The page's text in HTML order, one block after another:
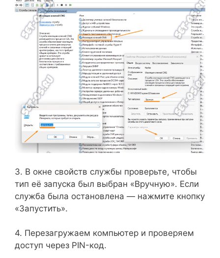
3. В окне свойств службы проверьте, чтобы
тип её запуска был выбран «Вручную». Если
служба была остановлена — нажмите кнопку
«Запустить».
4. Перезагружаем компьютер и проверяем
доступ через PIN-код.